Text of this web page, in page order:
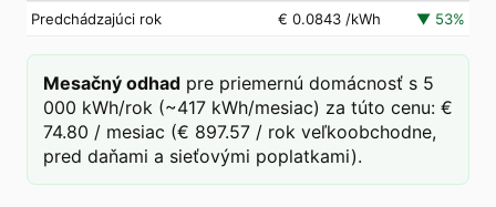
Predchádzajúci rok
€ 0.0843 /kWh ▼ 53%
Mesačný odhad pre priemernú domácnosť s 5
000 kWh/rok (~417 kWh/mesiac) za túto cenu: €
74.80 / mesiac (€ 897.57 / rok veľkoobchodne,
pred daňami a sieťovými poplatkami).